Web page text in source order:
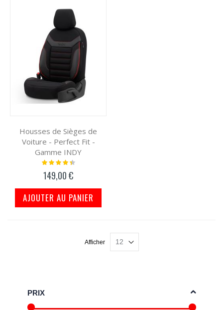
Housses de Sièges de
Voiture - Perfect Fit -
Gamme INDY
Notation:
149,00 €
AJOUTER AU PANIER
Afficher
PRIX